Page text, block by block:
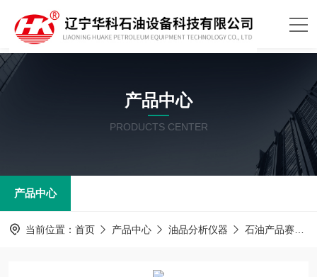
产品中心
PRODUCTS CENTER
产品中心
当前位置： 首页 产品中心 油品分析仪器 石油产品赛波特颜色测定器